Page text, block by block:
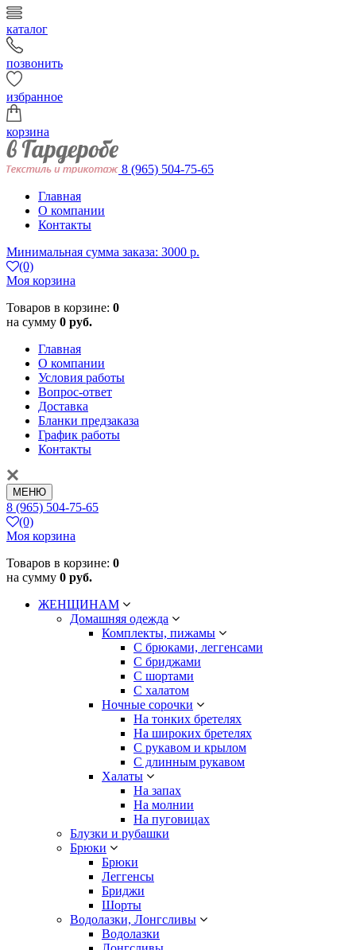
каталог
позвонить
избранное
корзина
8 (965) 504-75-65
Главная
О компании
Контакты
Минимальная сумма заказа: 3000 р.
(0)
Моя корзина
Товаров в корзине: 0
на сумму 0 руб.
Главная
О компании
Условия работы
Вопрос-ответ
Доставка
Бланки предзаказа
График работы
Контакты
МЕНЮ
8 (965) 504-75-65
(0)
Моя корзина
Товаров в корзине: 0
на сумму 0 руб.
ЖЕНЩИНАМ
Домашняя одежда
Комплекты, пижамы
С брюками, леггенсами
С бриджами
С шортами
С халатом
Ночные сорочки
На тонких бретелях
На широких бретелях
С рукавом и крылом
С длинным рукавом
Халаты
На запах
На молнии
На пуговицах
Блузки и рубашки
Брюки
Брюки
Леггенсы
Бриджи
Шорты
Водолазки, Лонгсливы
Водолазки